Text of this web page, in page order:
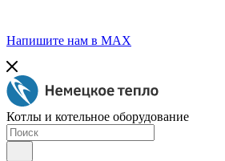
Напишите нам в МАХ
Котлы и котельное оборудование